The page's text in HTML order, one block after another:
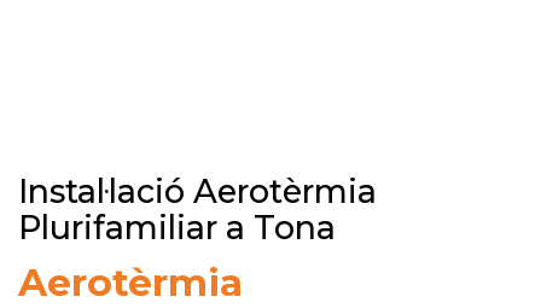
Instal·lació Aerotèrmia
Plurifamiliar a Tona
Aerotèrmia